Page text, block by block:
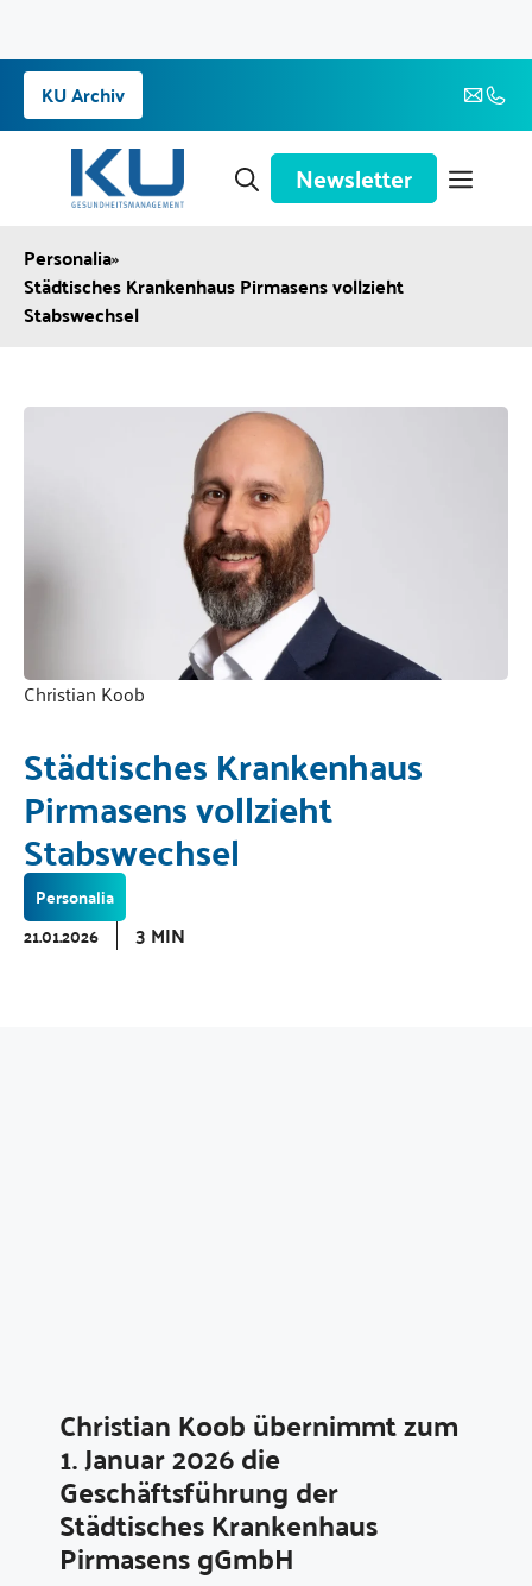
Zum
Inhalt
springen
KU Archiv
Newsletter
Personalia»
Städtisches Krankenhaus Pirmasens vollzieht
Stabswechsel
Christian Koob
Städtisches Krankenhaus
Pirmasens vollzieht
Stabswechsel
Personalia
21.01.2026
3 MIN
Christian Koob übernimmt zum
1. Januar 2026 die
Geschäftsführung der
Städtisches Krankenhaus
Pirmasens gGmbH